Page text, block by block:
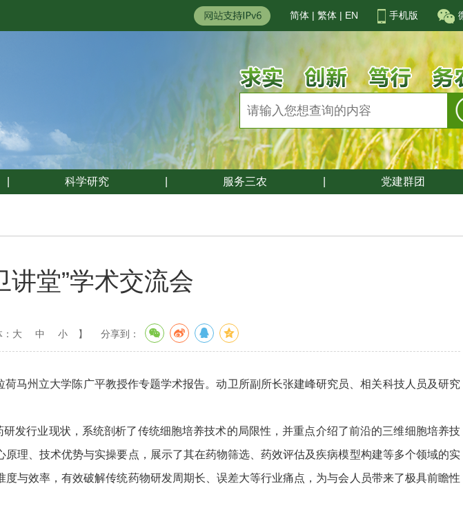
简体 | 繁体 | EN 手机版
科学研究 服务三农 党建群团
讲堂”学术交流会
大 中 小 】 分享到：
州立大学陈广平教授作专题学术报告。动卫所副所长张建峰研究员、相关科技人员及研究
行业现状，系统剖析了传统细胞培养技术的局限性，并重点介绍了前沿的三维细胞培养技
理、技术优势与实操要点，展示了其在药物筛选、药效评估及疾病模型构建等多个领域的实
与效率，有效破解传统药物研发周期长、误差大等行业痛点，为与会人员带来了极具前瞻性